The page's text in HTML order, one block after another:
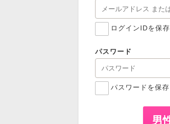
ログインIDを保存
パスワード
パスワードを保存